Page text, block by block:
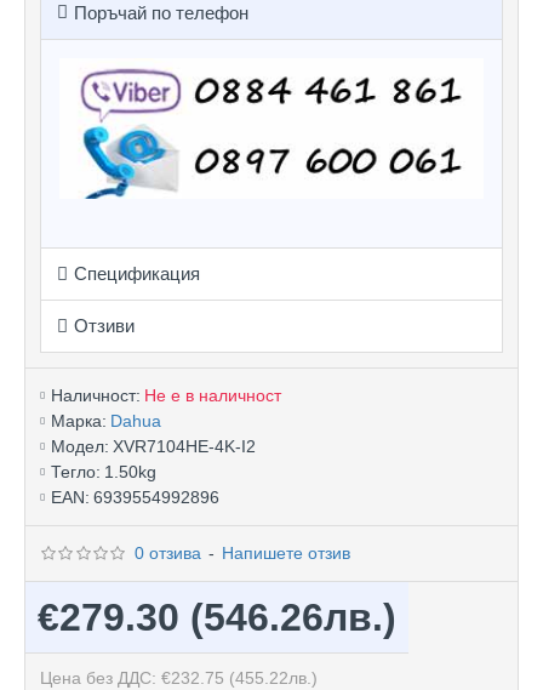
Поръчай по телефон
Спецификация
Отзиви
Наличност: Не е в наличност
Марка: Dahua
Модел: XVR7104HE-4K-I2
Тегло: 1.50kg
EAN: 6939554992896
0 отзива - Напишете отзив
€279.30 (546.26лв.)
Цена без ДДС: €232.75 (455.22лв.)